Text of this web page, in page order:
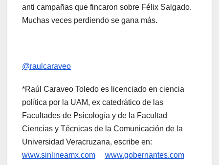
anti campañas que fincaron sobre Félix Salgado.
Muchas veces perdiendo se gana más.
@raulcaraveo
*Raúl Caraveo Toledo es licenciado en ciencia
política por la UAM, ex catedrático de las
Facultades de Psicología y de la Facultad
Ciencias y Técnicas de la Comunicación de la
Universidad Veracruzana, escribe en:
www.sinlineamx.com
www.gobernantes.com